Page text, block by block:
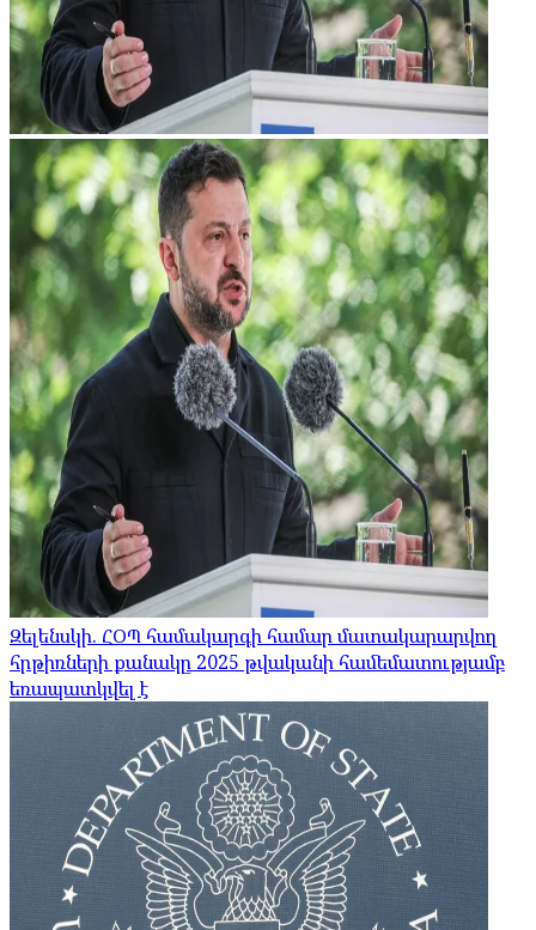
Զելենսկի. ՀՕՊ համակարգի համար մատակարարվող
հրթիռների քանակը 2025 թվականի համեմատությամբ
եռապատկվել է